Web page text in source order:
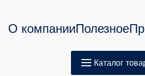
О компанииПолезное
Каталог